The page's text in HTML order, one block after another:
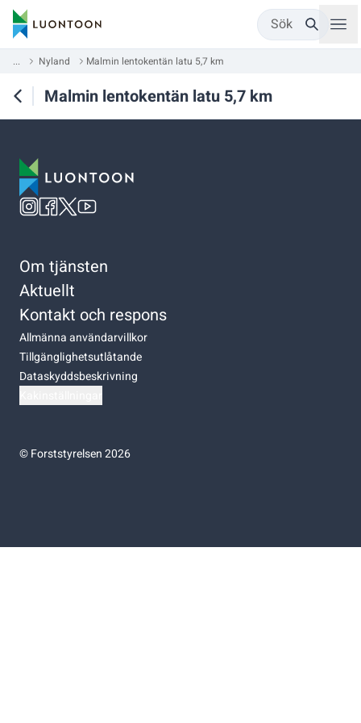
Sök
... Nyland Malmin lentokentän latu 5,7 km
Malmin lentokentän latu 5,7 km
Om tjänsten
Aktuellt
Kontakt och respons
Allmänna användarvillkor
Tillgänglighetsutlåtande
Dataskyddsbeskrivning
©Forststyrelsen 2026